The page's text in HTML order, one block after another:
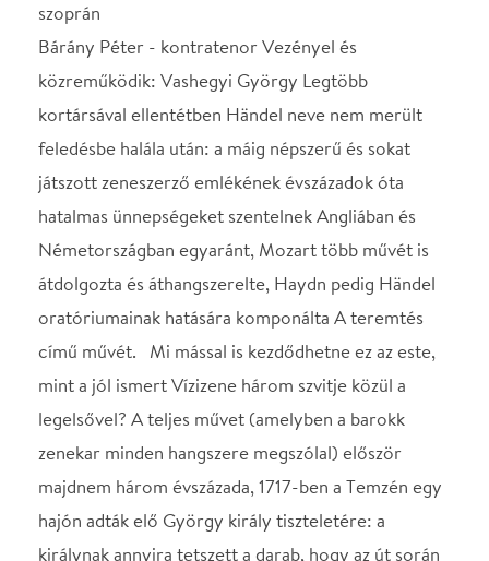
átdolgozta és áthangszerelte, Haydn pedig Händel
oratóriumainak hatására komponálta A teremtés
című művét. Mi mással is kezdődhetne ez az este,
mint a jól ismert Vízizene három szvitje közül a
legelsővel? A teljes művet (amelyben a barokk
zenekar minden hangszere megszólal) először
hajón adták elő György király tiszteletére: a
királynak annyira tetszett a darab, hogy az út során
többször eljátszatta azt a zenekarral. A szvit után az
1739-ben komponált tizenkét concerto grosso
közül kettő hangzik majd el – e darabokat a legenda
ezek többnyire túllépik a barokk versenyművekben
meghonosodott háromtételes keretet, mivel
tánctételeket is magukba foglalnak, éppen ezért a
szvit műfajához állnak közelebb. A korában kevéssé
ismert, de mára nagy népszerűségnek örvendő
Theodora című oratóriumból hallgathatunk áriákat